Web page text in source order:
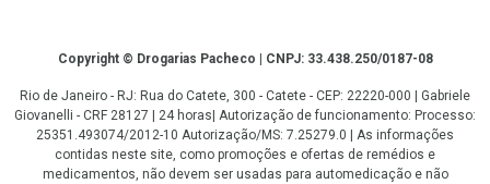
CopyrightCopyright © Drogarias Pacheco | CNPJ: 33.438.250/0187-08
Rio de Janeiro - RJ: Rua do Catete, 300 - Catete - CEP: 22220-000 | Gabriele
Giovanelli - CRF 28127 | 24 horas| Autorização de funcionamento: Processo:
25351.493074/2012-10 Autorização/MS: 7.25279.0 | As informações
contidas neste site, como promoções e ofertas de remédios e
medicamentos, não devem ser usadas para automedicação e não